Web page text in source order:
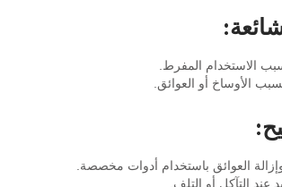
الاستخدام المفرط.
الأوساخ أو العوائق.
العوائق باستخدام أدوات مخصصة.
التآكل أو التلف.